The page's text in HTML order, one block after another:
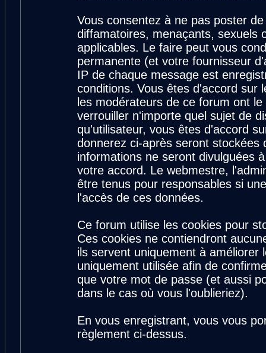
Vous consentez à ne pas poster
diffamatoires, menaçants, sexuels
applicables. Le faire peut vous
permanente (et votre fournisseur
IP de chaque message est
conditions. Vous êtes d'accord sur
les modérateurs de ce forum ont
verrouiller n'importe quel sujet de
qu'utilisateur, vous êtes d'accord
donnerez ci-après seront stockées
informations ne seront divulguées
votre accord. Le webmestre,
être tenus pour responsables si
l'accès de ces données.
Ce forum utilise les cookies pour
Ces cookies ne contiendront
ils servent uniquement à
uniquement utilisée afin de
que votre mot de passe (et aussi
dans le cas où vous l'oublieriez).
En vous enregistrant, vous vous
règlement ci-dessus.